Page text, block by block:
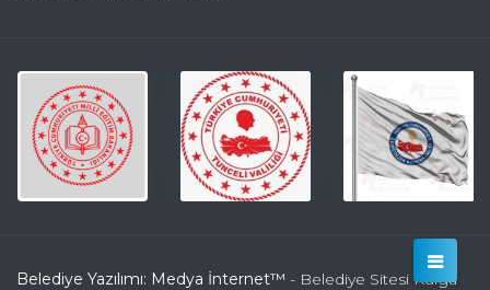
Belediye Yazılımı: Medya İnternet™ - Belediye Sitesi Kulga